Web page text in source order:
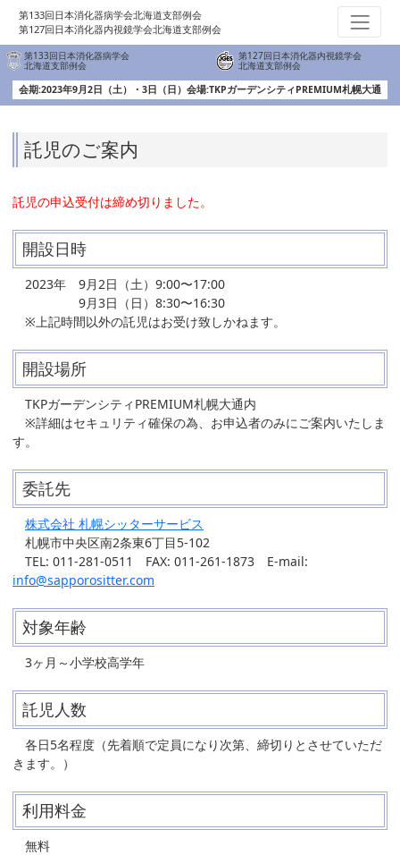
第133回日本消化器病学会
北海道支部例会
第127回日本消化器内視鏡学会
北海道支部例会
会期:2023年9月2日（土）・3日（日） 会場:TKPガーデンシティPREMIUM札幌大通
第133回日本消化器病学会北海道支部例会
第127回日本消化器内視鏡学会北海道支部例会
託児のご案内
託児の申込受付は締め切りました。
開設日時
2023年 9月2日（土）9:00〜17:00
9月3日（日）8:30〜16:30
※上記時間以外の託児はお受け致しかねます。
開設場所
TKPガーデンシティPREMIUM札幌大通内
※詳細はセキュリティ確保の為、お申込者のみにご案内いたしま
す。
委託先
株式会社 札幌シッターサービス
札幌市中央区南2条東6丁目5-102
TEL: 011-281-0511 FAX: 011-261-1873 E-mail:
info@sapporositter.com
対象年齢
3ヶ月～小学校高学年
託児人数
各日5名程度（先着順で定員になり次第、締切りとさせていただ
きます。）
利用料金
無料